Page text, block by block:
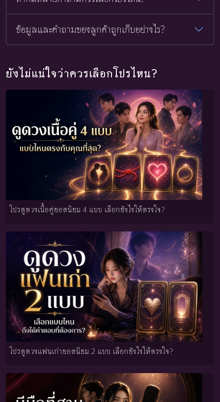
ข้อมูลและคำถามของลูกค้าถูกเก็บอย่างไร?
ยังไม่แน่ใจว่าควรเลือกโปรไหน?
โปรดูดวงเนื้อคู่ยอดนิยม 4 แบบ เลือกยังไงให้ตรงใจ?
โปรดูดวงแฟนเก่ายอดนิยม 2 แบบ เลือกยังไงให้ตรงใจ?